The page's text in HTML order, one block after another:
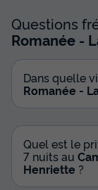
Questions
Romanée -
Dans quelle
Romanée -
Quel est le
7 nuits au
Henriette ?